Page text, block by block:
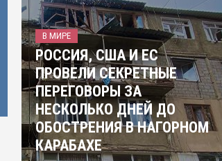
В МИРЕ
РОССИЯ, США И ЕС
ПРОВЕЛИ СЕКРЕТНЫЕ
ПЕРЕГОВОРЫ ЗА
НЕСКОЛЬКО ДНЕЙ ДО
ОБОСТРЕНИЯ В НАГОРНОМ
КАРАБАХЕ